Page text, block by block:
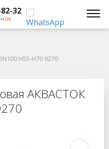
32
Н55-H70 9270
АКВАСТОК
Н55-H70 9270
АКВАСТОК